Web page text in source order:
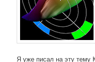
Я уже писал на эту тему